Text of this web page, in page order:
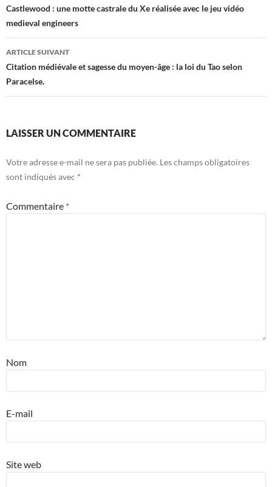
des
articles
Castlewood : une motte castrale du Xe réalisée avec le jeu vidéo
medieval engineers
ARTICLE SUIVANT
Citation médiévale et sagesse du moyen-âge : la loi du Tao selon
Paracelse.
LAISSER UN COMMENTAIRE
Votre adresse e-mail ne sera pas publiée. Les champs obligatoires
sont indiqués avec *
Commentaire *
Nom
E-mail
Site web